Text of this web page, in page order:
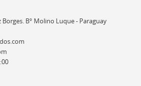
Borges. B° Molino Luque - Paraguay